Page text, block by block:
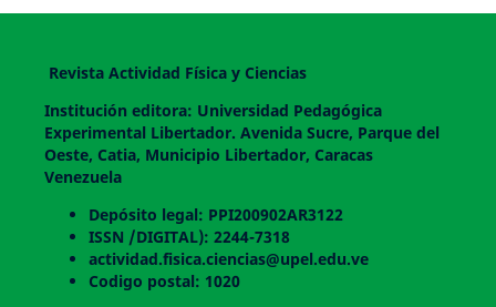
Revista Actividad Física y Ciencias
Institución editora: Universidad Pedagógica
Experimental Libertador. Avenida Sucre, Parque del
Oeste, Catia, Municipio Libertador, Caracas
Venezuela
Depósito legal: PPI200902AR3122
ISSN /DIGITAL): 2244-7318
actividad.fisica.ciencias@upel.edu.ve
Codigo postal: 1020